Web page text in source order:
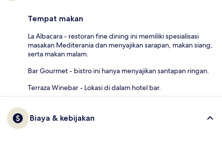
Tempat makan
La Albacara - restoran fine dining ini memiliki spesialisasi
masakan Mediterania dan menyajikan sarapan, makan siang,
serta makan malam.
Bar Gourmet - bistro ini hanya menyajikan santapan ringan.
Terraza Winebar - Lokasi di dalam hotel bar.
Biaya & kebijakan